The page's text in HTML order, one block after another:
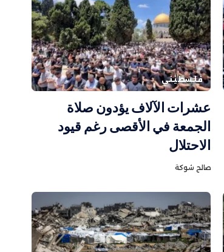
فلسطيني
عشرات الآلاف يؤدون صلاة
الجمعة في الأقصى رغم قيود
الاحتلال
صالح شوكة